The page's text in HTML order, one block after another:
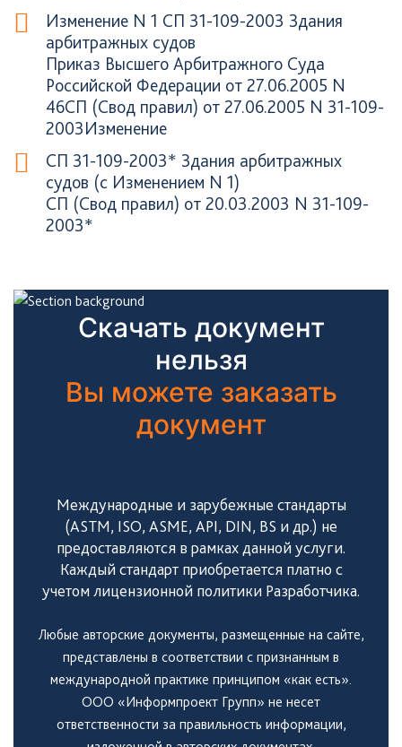
Изменение N 1 СП 31-109-2003 Здания
арбитражных судов
Приказ Высшего Арбитражного Суда
Российской Федерации от 27.06.2005 N
46СП (Свод правил) от 27.06.2005 N 31-109-
2003Изменение
СП 31-109-2003* Здания арбитражных
судов (с Изменением N 1)
СП (Свод правил) от 20.03.2003 N 31-109-
2003*
Скачать документ
нельзя
Вы можете заказать
документ
Международные и зарубежные стандарты
(ASTM, ISO, ASME, API, DIN, BS и др.) не
предоставляются в рамках данной услуги.
Каждый стандарт приобретается платно с
учетом лицензионной политики Разработчика.
Любые авторские документы, размещенные на сайте,
представлены в соответствии с признанным в
международной практике принципом «как есть».
ООО «Информпроект Групп» не несет
ответственности за правильность информации,